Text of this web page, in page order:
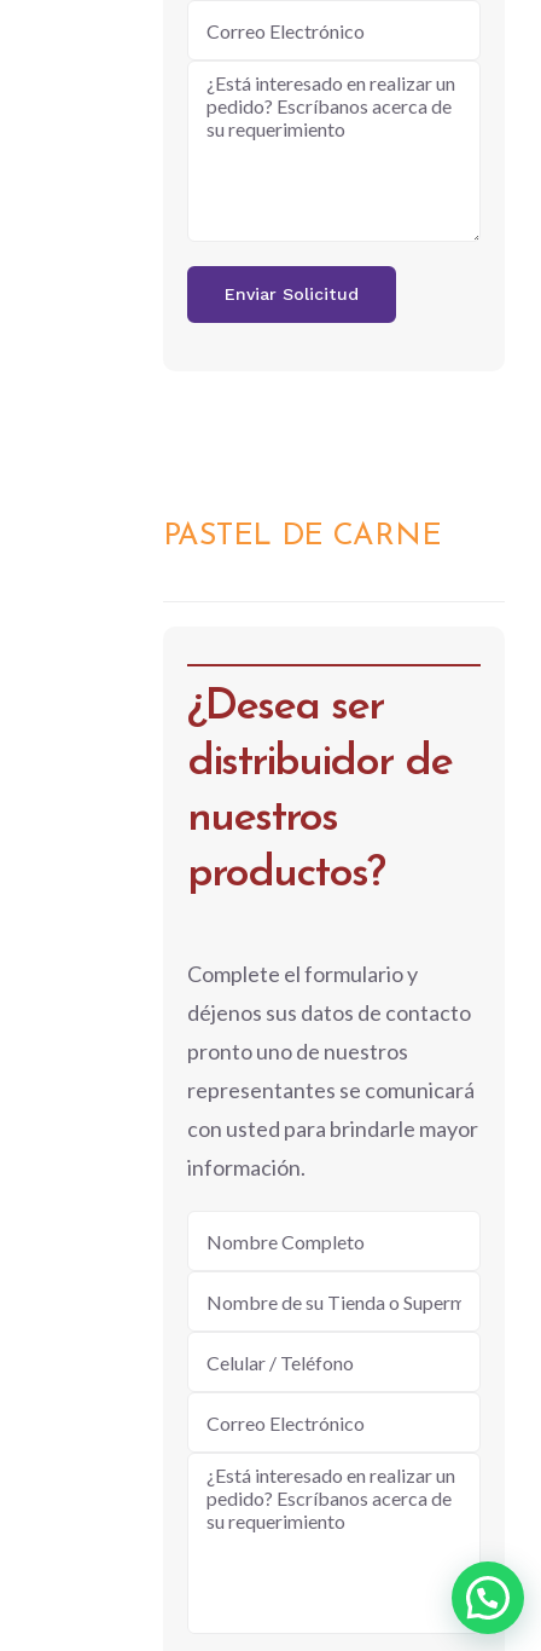
PASTEL DE CARNE
¿Desea ser
distribuidor de
nuestros
productos?
Complete el formulario y
déjenos sus datos de contacto
pronto uno de nuestros
representantes se comunicará
con usted para brindarle mayor
información.